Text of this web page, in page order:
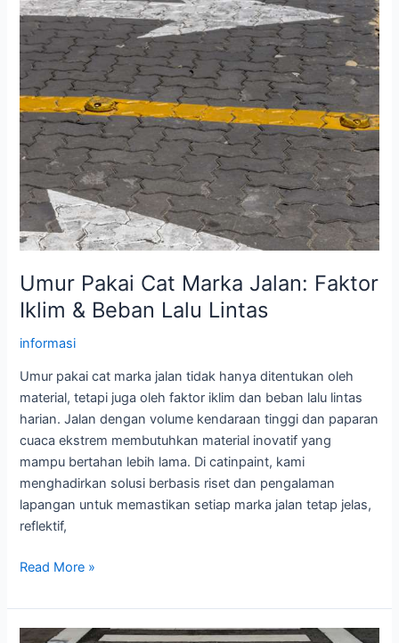
Umur Pakai Cat Marka Jalan: Faktor
Iklim & Beban Lalu Lintas
informasi
Umur pakai cat marka jalan tidak hanya ditentukan oleh
material, tetapi juga oleh faktor iklim dan beban lalu lintas
harian. Jalan dengan volume kendaraan tinggi dan paparan
cuaca ekstrem membutuhkan material inovatif yang
mampu bertahan lebih lama. Di catinpaint, kami
menghadirkan solusi berbasis riset dan pengalaman
lapangan untuk memastikan setiap marka jalan tetap jelas,
reflektif,
Umur
Cat
Marka
Read More »